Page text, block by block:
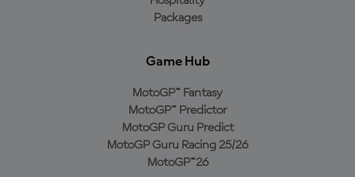
Packages
Game Hub
MotoGP™ Fantasy
MotoGP™ Predictor
MotoGP Guru Predict
MotoGP Guru Racing 25/26
MotoGP™26